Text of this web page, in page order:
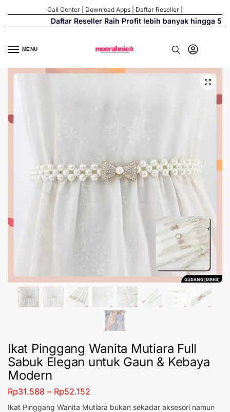
Call Center Download Apps Daftar Reseller
Daftar Reseller Raih Profit lebih banyak hingga 500%
MENU
GUDANG [MRH3]
Ikat Pinggang Wanita Mutiara Full
Sabuk Elegan untuk Gaun & Kebaya
Modern
Rp31.588 – Rp52.152
Ikat Pinggang Wanita Mutiara bukan sekadar aksesori namun